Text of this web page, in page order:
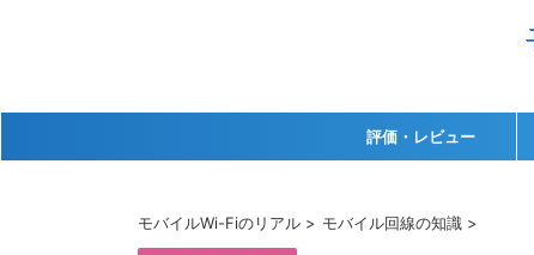
評価・レビュー
モバイルWi-Fiのリアル > モバイル回線の知識 >